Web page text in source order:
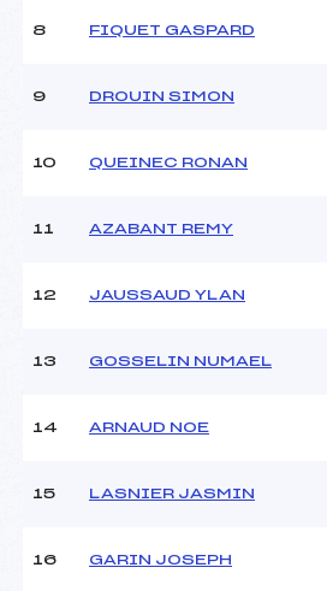
8 FIQUET GASPARD
9 DROUIN SIMON
10 QUEINEC RONAN
11 AZABANT REMY
12 JAUSSAUD YLAN
13 GOSSELIN NUMAEL
14 ARNAUD NOE
15 LASNIER JASMIN
16 GARIN JOSEPH